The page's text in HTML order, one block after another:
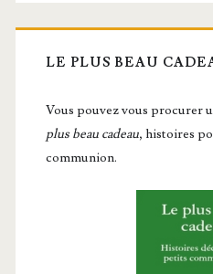
LE PLUS BEAU
Vous pou­vez vous pro­cu­rer
plus beau cadeau, histoires
communion.